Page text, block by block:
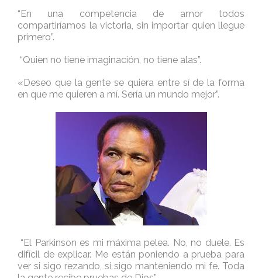
“En una competencia de amor todos
compartiríamos la victoria, sin importar quien llegue
primero”.
“Quien no tiene imaginación, no tiene alas”.
«Deseo que la gente se quiera entre sí de la forma
en que me quieren a mí. Sería un mundo mejor”.
“El Parkinson es mi máxima pelea. No, no duele. Es
difícil de explicar. Me están poniendo a prueba para
ver si sigo rezando, si sigo manteniendo mi fe. Toda